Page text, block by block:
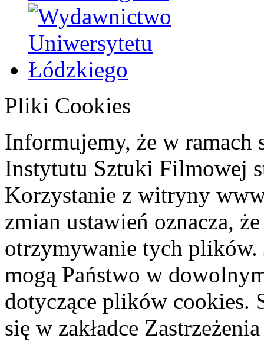
Pliki Cookies
Informujemy, że w ramach
Instytutu Sztuki Filmowej
Korzystanie z witryny
zmian ustawień oznacza,
otrzymywanie tych plików.
mogą Państwo w
dotyczące plików cookies.
się w zakładce